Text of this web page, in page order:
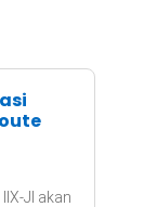
JI akan